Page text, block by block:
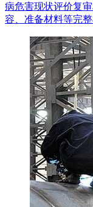
病危害现状评价复
容、准备材料等完整